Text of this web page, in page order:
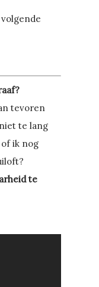
tevoren
te lang
ik nog
te